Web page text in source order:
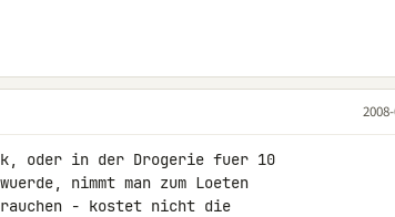
oder in der Drogerie fuer 10
nimmt man zum Loeten
- kostet nicht die